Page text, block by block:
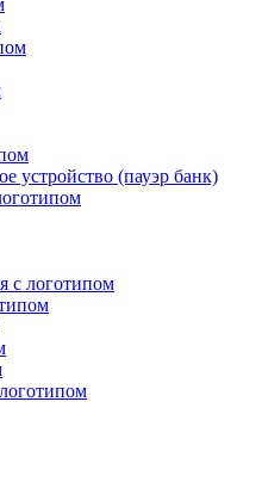
устройство (пауэр банк)
с логотипом